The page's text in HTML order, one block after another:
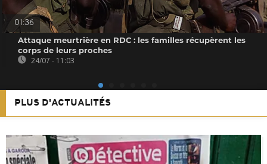
01:36
Attaque meurtrière en RDC : les familles récupèrent les
corps de leurs proches
24/07 - 11:03
PLUS D'ACTUALITÉS